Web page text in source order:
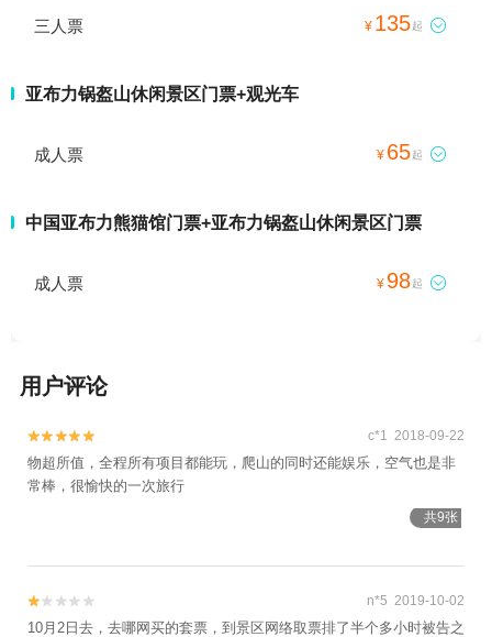
三人票 ¥ 135起 
亚布力锅盔山休闲景区门票+观光车
成人票 ¥ 65起 
中国亚布力熊猫馆门票+亚布力锅盔山休闲景区门票
成人票 ¥ 98起 
用户评论

 c*1 2018-09-22
物超所值，全程所有项目都能玩，爬山的同时还能娱乐，空气也是非
常棒，很愉快的一次旅行
共9张

 n*5 2019-10-02
10月2日去，去哪网买的套票，到景区网络取票排了半个多小时被告之